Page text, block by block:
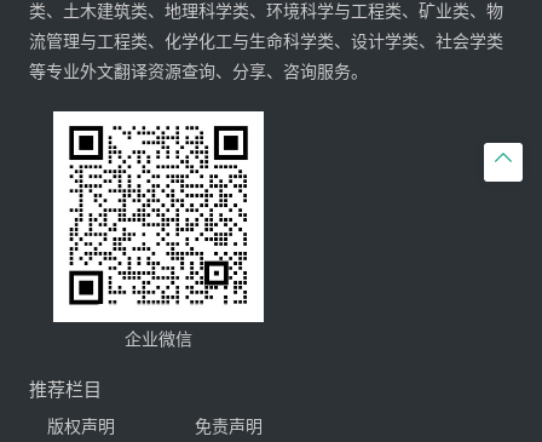

类、土木建筑类、地理科学类、环境科学与工程类、矿业类、物
流管理与工程类、化学化工与生命科学类、设计学类、社会学类
等专业外文翻译资源查询、分享、咨询服务。
企业微信
推荐栏目
版权声明 免责声明